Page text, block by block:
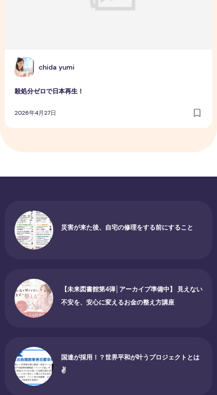
C chida yumi
殺処分ゼロで日本再生！
2026年4月27日
災害が来た後、自宅の修理をする前にすること
【未来図書館第4弾│アーカイブ準備中】 見えない
不安を、安心に変えるお金の整え方講座
国連が採用！？世界平和が叶うプロジェクトとは
✌